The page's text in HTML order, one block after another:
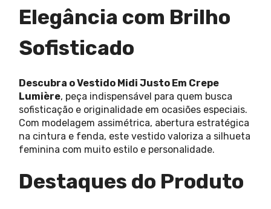
Elegância com Brilho
Sofisticado
Descubra o Vestido Midi Justo Em Crepe
Lumière, peça indispensável para quem busca
sofisticação e originalidade em ocasiões especiais.
Com modelagem assimétrica, abertura estratégica
na cintura e fenda, este vestido valoriza a silhueta
feminina com muito estilo e personalidade.
Destaques do Produto